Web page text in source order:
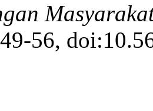
56,